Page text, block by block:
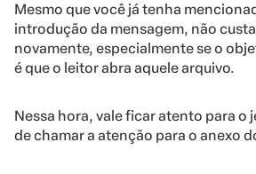
Mesmo que você já tenha
introdução da mensagem, não
novamente, especialmente se o
é que o leitor abra aquele arquivo.
Nessa hora, vale ficar atento para o
de chamar a atenção para o anexo